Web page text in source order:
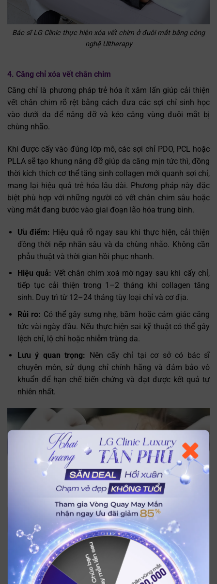
Bác sĩ LG Clinic thực hiện xóa vết chim ở đuôi mắt bằng công
nghệ Ultherapy
4. Căng chỉ xóa vết chân chim
Căng chỉ là phương pháp trẻ hóa ít xâm lấn giúp cải thiện
vết chân chim rõ rệt bằng cách đưa các sợi chỉ sinh học
vào dưới da để nâng đỡ và kéo căng vùng đuôi mắt bị
chùng nhão.
Khi được cấy vào đúng lớp mô, các sợi chỉ PDO, PCL hoặc
PLLA sẽ tạo khung nâng đỡ giúp da căng mịn tức thì, đồng
thời kích thích cơ thể tăng sinh collagen mới quanh sợi chỉ,
mang lại hiệu quả trẻ hóa lâu dài. Phương pháp này đặc
biệt phù hợp với những người có vết chân chim sâu hoặc
vùng mắt đang bước vào giai đoạn lão hóa trung bình.
Ưu điểm: Hiệu quả rõ ngay sau khi thực hiện, cải thiện
đồng thời nếp nhăn sâu và da chùng nhão. Không cần
phẫu thuật và thời gian hồi phục nhanh.
Hiệu quả: Vết chân chim xoá mờ ngay sau khi cấy chỉ,
tiếp tục cải thiện trong 1–2 tháng khi collagen tăng
sinh. Duy trì từ 12–24 tháng tùy loại chỉ và cơ địa.
Rủi ro: Có thể gây sưng nhẹ, bầm hoặc cảm giác căng
tức vài ngày đầu. Nếu thực hiện sai kỹ thuật có thể gây
lệch chỉ, lộ chỉ hoặc nhiễm trùng da.
Lưu ý quan trọng:
Nên cấy chỉ tại cơ sở có bác sĩ
chuyên môn, sử dụng chỉ chính hãng và đảm bảo vô
khuẩn để hạn chế biến chứng và đạt được kết quả tự
nhiên nhất.
Xoá vết chân chim ở đuôi mắt hiệu quả bằng phương pháp
căng chỉ
5. Phẫu thuật xoá vết chân chim ở đuôi mắt
Trợ lý bác sĩ LG Clinic